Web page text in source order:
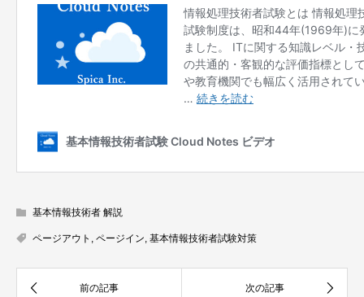
基本情報技術者 解説
ページアウト ページイン 基本情報技術者試験対策